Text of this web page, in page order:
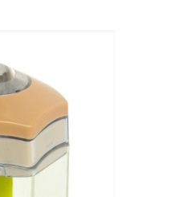
造/芯先調整6段階
ディタイプ鉛筆削り